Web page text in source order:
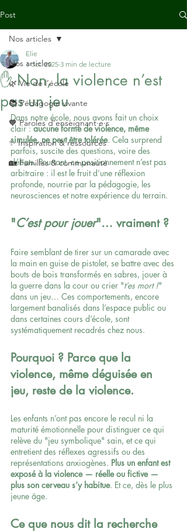
Post
Nos articles
🌿 Vie de l’école
📚 Pédagogie vivante
🧡 Paroles d’enseignant·e·s
✨ Inspiration & ressources
🏡 Familles & communauté
Nos articles
✋ Non, la violence n’est
pas un jeu
Elie
1 oct. 2025 3 min de lecture
Dans notre école, nous avons fait un choix
clair : aucune forme de violence, même
simulée, ne peut être tolérée. Cela surprend
parfois, suscite des questions, voire des
débats. Pourtant, ce positionnement n’est pas
arbitraire : il est le fruit d’une réflexion
profonde, nourrie par la pédagogie, les
neurosciences et notre expérience du terrain.
"C’est pour jouer"… vraiment ?
Faire semblant de tirer sur un camarade avec
la main en guise de pistolet, se battre avec des
bouts de bois transformés en sabres, jouer à
la guerre dans la cour ou crier "t’es mort !"
dans un jeu… Ces comportements, encore
largement banalisés dans l’espace public ou
dans certaines cours d’école, sont
systématiquement recadrés chez nous.
Pourquoi ? Parce que la
violence, même déguisée en
jeu, reste de la violence.
Les enfants n’ont pas encore le recul ni la
maturité émotionnelle pour distinguer ce qui
relève du "jeu symbolique" sain, et ce qui
entretient des réflexes agressifs ou des
représentations anxiogènes. Plus un enfant est
exposé à la violence — réelle ou fictive —
plus son cerveau s’y habitue. Et ce, dès le plus
jeune âge.
Ce que nous dit la recherche